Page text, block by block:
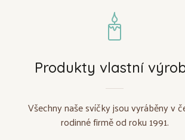
Produkty vlastní
Všechny naše svíčky jsou vyráběny v
rodinné firmě od roku 1991.